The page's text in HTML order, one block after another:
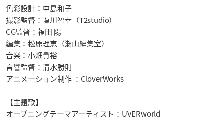
色彩設計：中島和子
撮影監督：塩川智幸（T2studio）
CG監督：福田 陽
編集：松原理恵（瀬山編集室）
音楽：小畑貴裕
音響監督：清水勝則
アニメーション制作 ：CloverWorks
【主題歌】
オープニングテーマアーティスト：UVERworld